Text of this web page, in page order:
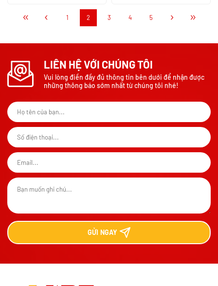
1 2 3 4 5
LIÊN HỆ VỚI CHÚNG TÔI
Vui lòng điền đầy đủ thông tin bên dưới để nhận được
những thông báo sớm nhất từ chúng tôi nhé!
GỬI NGAY